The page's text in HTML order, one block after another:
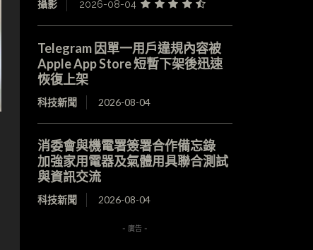
攝影 2026-08-04
Telegram 因單一用戶違規內容被
Apple App Store 短暫下架後迅速
恢復上架
科技新聞 2026-08-04
消委會與機電署簽署合作備忘錄
加強家用電器及氣體用具聯合測試
與資訊交流
科技新聞 2026-08-04
- 廣告 -